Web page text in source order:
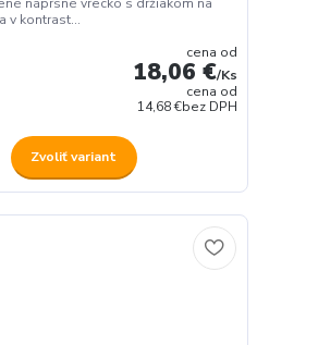
v kontrast...
cena od
18,06 €/Ks
cena od
14,68 €bez DPH
Zvoliť variant